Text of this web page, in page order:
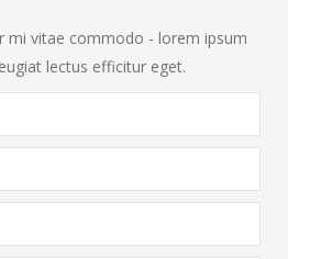
mi vitae commodo - lorem ipsum
lectus efficitur eget.